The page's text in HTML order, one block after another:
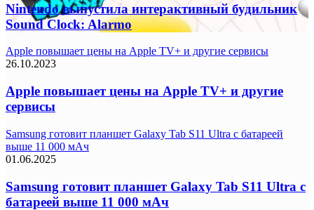
Nintendo выпустила интерактивный будильник
Sound Clock: Alarmo
Apple повышает цены на Apple TV+ и другие сервисы
26.10.2023
Apple повышает цены на Apple TV+ и другие
сервисы
Samsung готовит планшет Galaxy Tab S11 Ultra с батареей
выше 11 000 мАч
01.06.2025
Samsung готовит планшет Galaxy Tab S11 Ultra с
батареей выше 11 000 мАч